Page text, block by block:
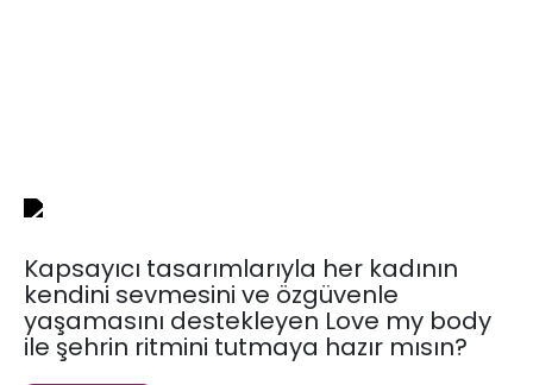
Kapsayıcı tasarımlarıyla her kadının
kendini sevmesini ve özgüvenle
yaşamasını destekleyen Love my body
ile şehrin ritmini tutmaya hazır mısın?